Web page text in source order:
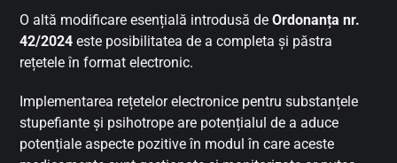
O altă modificare esențială introdusă deOrdonanța nr.
42/2024 este posibilitatea de a completa și păstra
rețetele în format electronic.
Implementarea rețetelor electronice pentru substanțele
stupefiante și psihotrope are potențialul de a aduce
potențiale aspecte pozitive în modul în care aceste